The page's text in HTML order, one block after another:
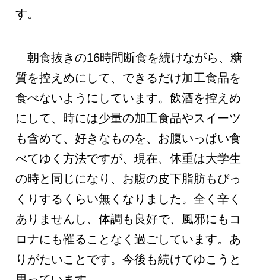
す。
朝食抜きの16時間断食を続けながら、糖
質を控えめにして、できるだけ加工食品を
食べないようにしています。飲酒を控えめ
にして、時には少量の加工食品やスイーツ
も含めて、好きなものを、お腹いっぱい食
べてゆく方法ですが、現在、体重は大学生
の時と同じになり、お腹の皮下脂肪もびっ
くりするくらい無くなりました。全く辛く
ありませんし、体調も良好で、風邪にもコ
ロナにも罹ることなく過ごしています。あ
りがたいことです。今後も続けてゆこうと